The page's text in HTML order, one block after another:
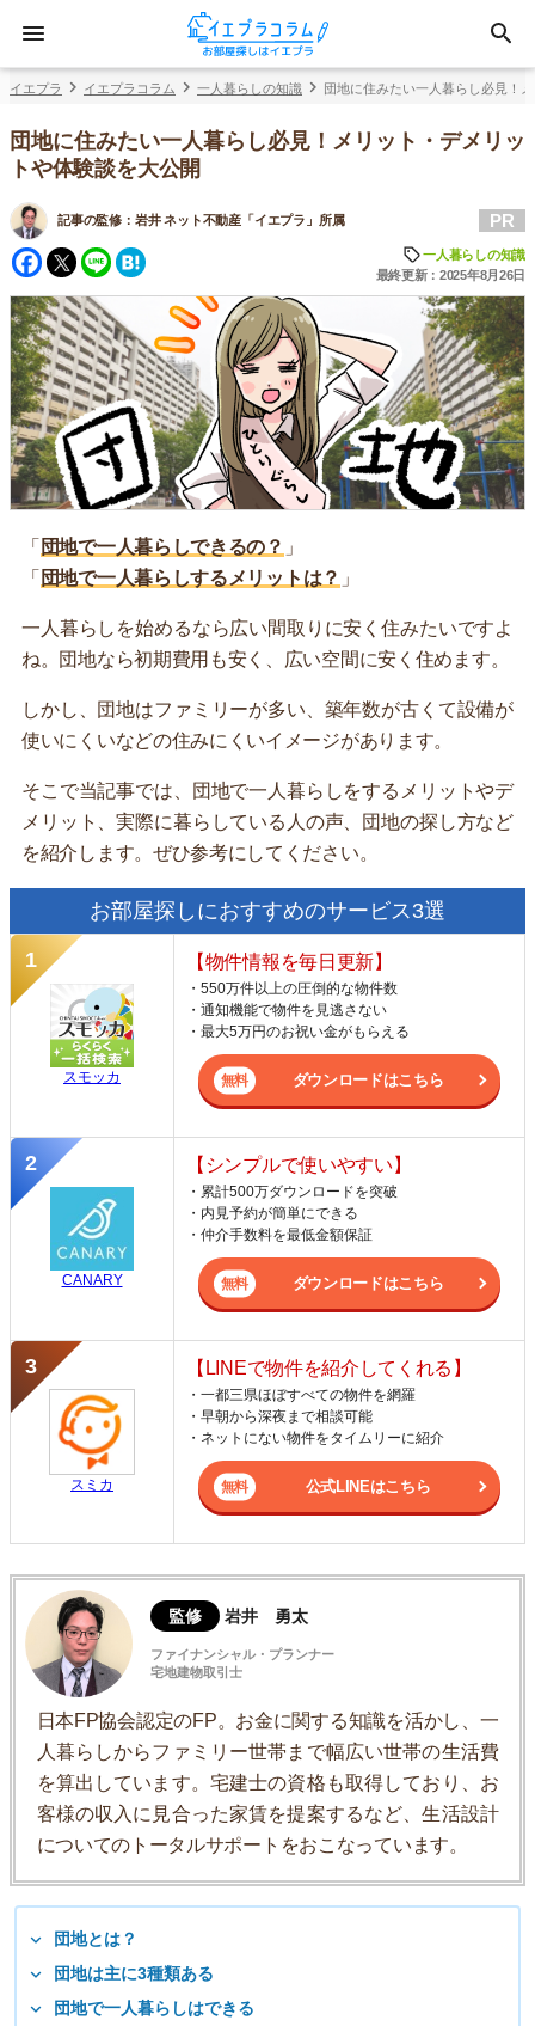
イエプラ イエプラコラム 一人暮らしの知識 団地に住みたい一人暮らし必見！
団地に住みたい一人暮らし必見！メリット・デメリッ
トや体験談を大公開
記事の監修： 岩井 ネット不動産「イエプラ」所属
Facebook
Twitter
Line
PR
一人暮らしの知識
最終更新：2025年8月26日
「 団地で一人暮らしできるの？ 」
「 団地で一人暮らしするメリットは？ 」
一人暮らしを始めるなら広い間取りに安く住みたいですよ
ね。団地なら初期費用も安く、広い空間に安く住めます。
しかし、団地はファミリーが多い、築年数が古くて設備が
使いにくいなどの住みにくいイメージがあります。
そこで当記事では、団地で一人暮らしをするメリットやデ
メリット、実際に暮らしている人の声、団地の探し方など
を紹介します。ぜひ参考にしてください。
お部屋探しにおすすめのサービス3選
スモッカ
【物件情報を毎日更新】
・550万件以上の圧倒的な物件数
・通知機能で物件を見逃さない
・最大5万円のお祝い金がもらえる
ダウンロードはこちら
CANARY
【シンプルで使いやすい】
・累計500万ダウンロードを突破
・内見予約が簡単にできる
・仲介手数料を最低金額保証
ダウンロードはこちら
スミカ
【LINEで物件を紹介してくれる】
・一都三県ほぼすべての物件を網羅
・早朝から深夜まで相談可能
・ネットにない物件をタイムリーに紹介
公式LINEはこちら
監修 岩井 勇太
ファイナンシャル・プランナー
宅地建物取引士
日本FP協会認定のFP。お金に関する知識を活かし、一
人暮らしからファミリー世帯まで幅広い世帯の生活費
を算出しています。宅建士の資格も取得しており、お
客様の収入に見合った家賃を提案するなど、生活設計
についてのトータルサポートをおこなっています。
団地とは？
団地は主に3種類ある
団地で一人暮らしはできる